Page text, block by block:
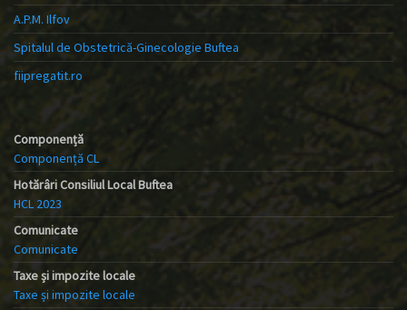
A.P.M. Ilfov
Spitalul de Obstetrică-Ginecologie Buftea
fiipregatit.ro
Componență
Componență CL
Hotărâri Consiliul Local Buftea
HCL 2023
Comunicate
Comunicate
Taxe și impozite locale
Taxe și impozite locale